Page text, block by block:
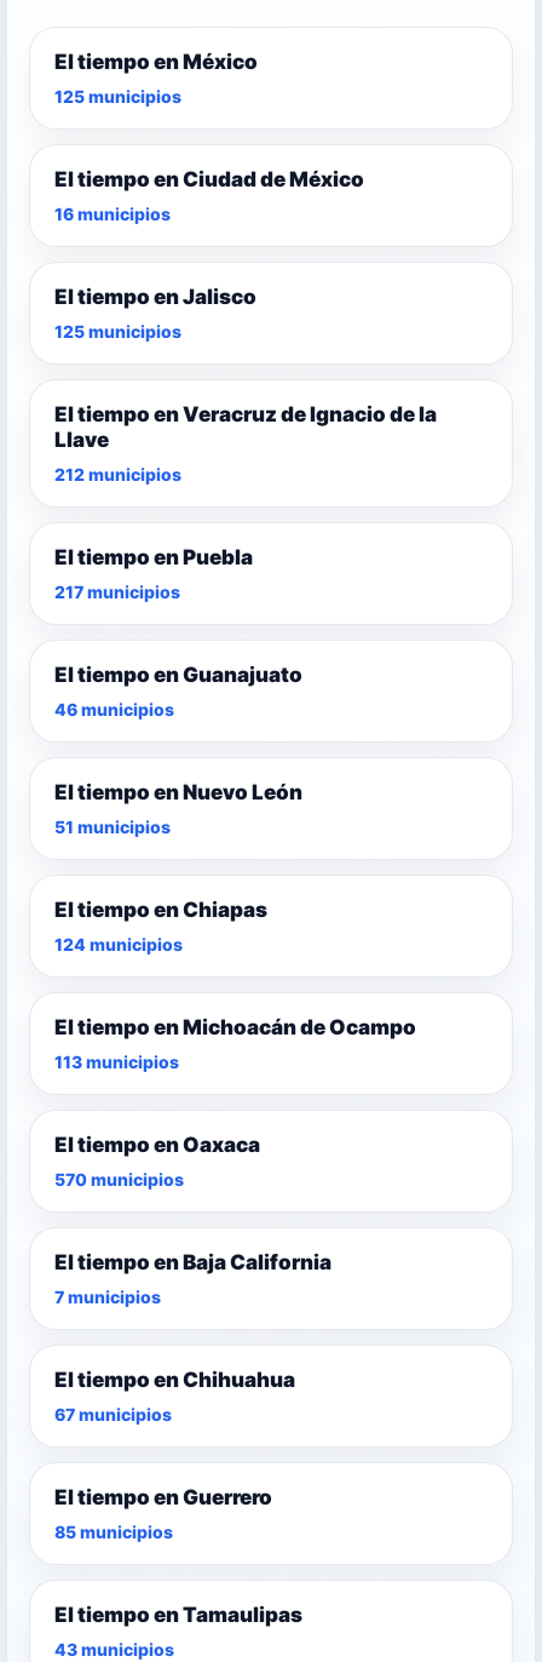
El tiempo en México
125 municipios
El tiempo en Ciudad de México
16 municipios
El tiempo en Jalisco
125 municipios
El tiempo en Veracruz de Ignacio de la
Llave
212 municipios
El tiempo en Puebla
217 municipios
El tiempo en Guanajuato
46 municipios
El tiempo en Nuevo León
51 municipios
El tiempo en Chiapas
124 municipios
El tiempo en Michoacán de Ocampo
113 municipios
El tiempo en Oaxaca
570 municipios
El tiempo en Baja California
7 municipios
El tiempo en Chihuahua
67 municipios
El tiempo en Guerrero
85 municipios
El tiempo en Tamaulipas
43 municipios